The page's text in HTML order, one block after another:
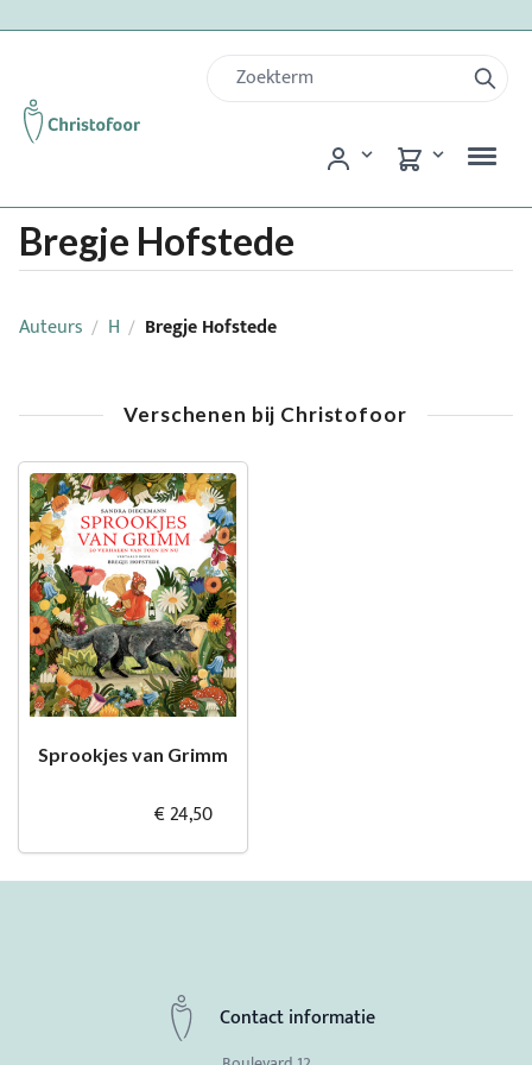
Bregje Hofstede
Auteurs / H / Bregje Hofstede
Verschenen bij Christofoor
Sprookjes van Grimm
€ 24,50
Contact informatie